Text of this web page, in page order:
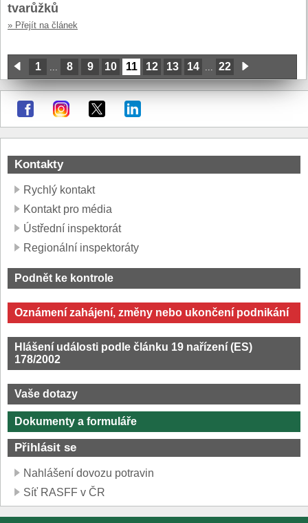
tvarůžků
» Přejít na článek
1 8 9 10 11 12 13 14 22
Kontakty
Rychlý kontakt
Kontakt pro média
Ústřední inspektorát
Regionální inspektoráty
Podnět ke kontrole
Oznámení zahájení, změny nebo ukončení podnikání
Hlášení události podle článku 19 nařízení (ES)
178/2002
Vaše dotazy
Dokumenty a formuláře
Přihlásit se
Nahlášení dovozu potravin
Síť RASFF v ČR